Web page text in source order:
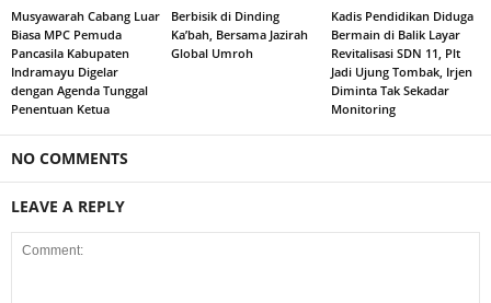
Musyawarah Cabang Luar
Biasa MPC Pemuda
Pancasila Kabupaten
Indramayu Digelar
dengan Agenda Tunggal
Penentuan Ketua
Berbisik di Dinding
Ka’bah, Bersama Jazirah
Global Umroh
Kadis Pendidikan Diduga
Bermain di Balik Layar
Revitalisasi SDN 11, Plt
Jadi Ujung Tombak, Irjen
Diminta Tak Sekadar
Monitoring
NO COMMENTS
LEAVE A REPLY